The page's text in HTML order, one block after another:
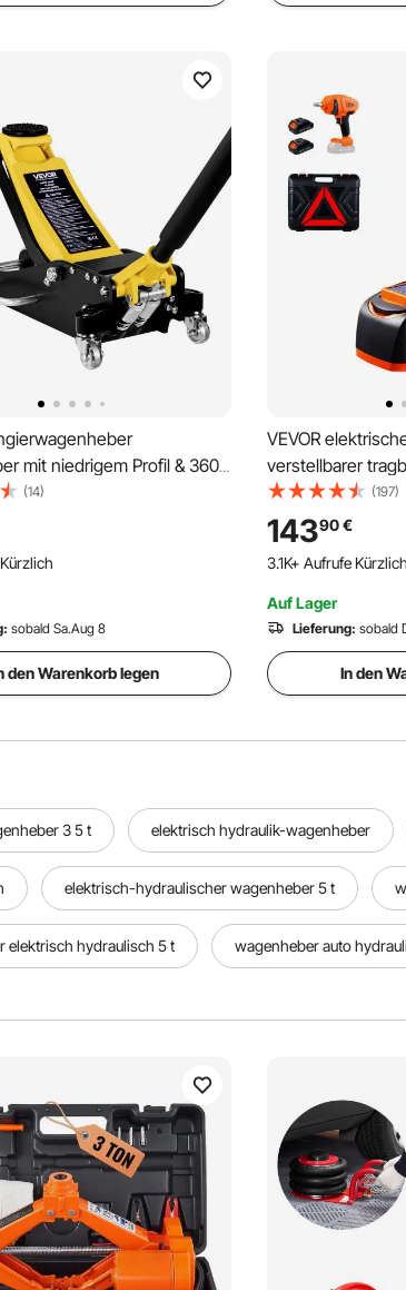
mit niedrigem Profil & 360°
Doppelkolben-
95–475 mm
Wagenheber für
Gelb + Schwarz
(14)
sobald Sa.Aug 8
den Warenkorb legen
VEVOR
verstellbarer
Tragkraft (5 t),
Schlagschrauber
Fernbedienung,
(197)
14390€
3.1K+ Aufrufe Kürzlich
Auf Lager
Lieferung: sobald
In den
3 5 t elektrisch hydraulik-wagenheber
elektrisch-hydraulischer wagenheber 5 t
elektrisch hydraulisch 5 t wagenheber auto